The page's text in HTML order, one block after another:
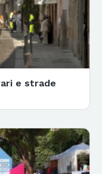
e strade